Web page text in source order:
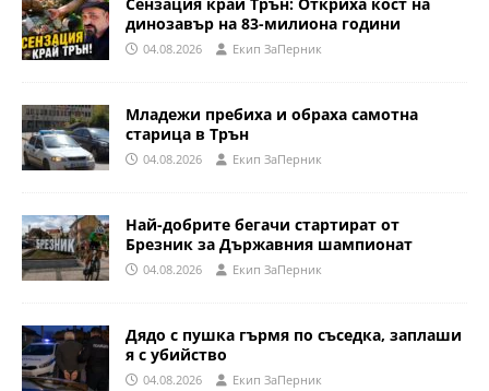
Сензация край Трън: Откриха кост на
динозавър на 83-милиона години
04.08.2026 Eкип ЗаПерник
Младежи пребиха и обраха самотна
старица в Трън
04.08.2026 Eкип ЗаПерник
Най-добрите бегачи стартират от
Брезник за Държавния шампионат
04.08.2026 Eкип ЗаПерник
Дядо с пушка гърмя по съседка, заплаши
я с убийство
04.08.2026 Eкип ЗаПерник